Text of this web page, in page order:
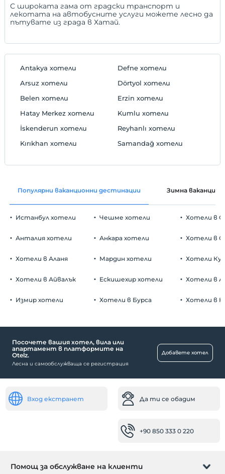
С широката гама от градски транспорт и
лекотата на автобусните услуги можете лесно да
пътувате из града в Хатай.
Antakya хотели
Arsuz хотели
Belen хотели
Defne хотели
Dörtyol хотели
Erzin хотели
Hatay Merkez хотели
İskenderun хотели
Kırıkhan хотели
Kumlu хотели
Reyhanlı хотели
Samandağ хотели
Популярни ваканционни дестинации Зимна ваканция
Истанбул хотели
Анталия хотели
Хотели в Аланя
Хотели в Айвалък
Измир хотели
Чешме хотели
Анкара хотели
Мардин хотели
Ескишехир хотели
Хотели в Бурса
Хотели в
Хотели в
Хотели
Хотели в
Хотели в
Посочете вашия хотел, вила или
апартамент в платформите на
Otelz.
Лесна и самообслужваща се регистрация
Добавете хотел
Вход екстранет Да ти се обадим
+90 850 333 0 220
Помощ за обслужване на клиенти